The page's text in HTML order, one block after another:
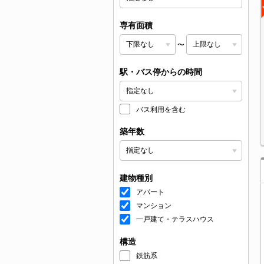
専有面積
〜
駅・バス停からの時間
バス利用を含む
築年数
建物種別
アパート
マンション
一戸建て・テラスハウス
構造
鉄筋系